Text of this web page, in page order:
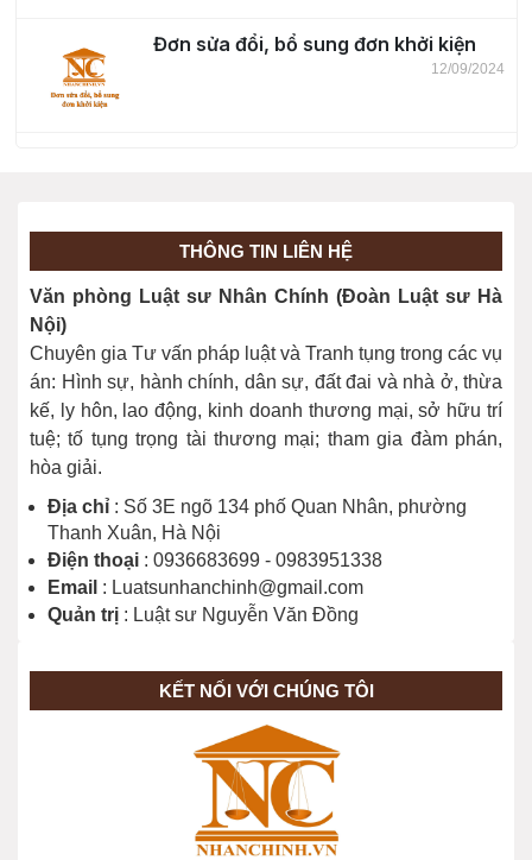
Đơn sửa đổi, bổ sung đơn khởi kiện
12/09/2024
Đơn yêu cầu hoãn thi hành án dân sự
03/08/2024
THÔNG TIN LIÊN HỆ
Văn phòng Luật sư Nhân Chính (Đoàn Luật sư Hà
Nội)
Chuyên gia Tư vấn pháp luật và Tranh tụng trong các vụ
án: Hình sự, hành chính, dân sự, đất đai và nhà ở, thừa
kế, ly hôn, lao động, kinh doanh thương mại, sở hữu trí
tuệ; tố tụng trọng tài thương mại; tham gia đàm phán,
hòa giải.
Địa chỉ : Số 3E ngõ 134 phố Quan Nhân, phường
Thanh Xuân, Hà Nội
Điện thoại : 0936683699 - 0983951338
Email : Luatsunhanchinh@gmail.com
Quản trị : Luật sư Nguyễn Văn Đồng
KẾT NỐI VỚI CHÚNG TÔI